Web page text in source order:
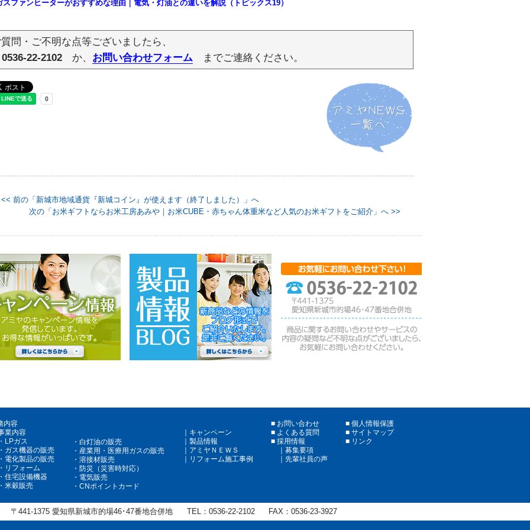
ファンヒーターがおすすめな理由｜電気・灯油との違いを解説（トピックス19）
問・ご不明な点等ございましたら、
22-2102 か、 お問い合わせフォーム までご連絡ください。
<< 前の「新城市地域通貨『新城コイン』が使えます（終了しました）」へ
次の「お米ギフトならお米工房あみや｜お米CUBE・赤ちゃん体重米など人気のお米ギフトをご紹介」へ >>
内容
業内容
LPガス
ガス機器の販売
電化製品の販売
リフォーム
住宅設備機器
米穀販売
白灯油の販売
産業用・医療用ガスの販売
溶接材販売
防災（災害時対応）
電気販売
CNポイントカード
キャンペーン
製品情報
アミヤＮＥＷＳ
リフォーム施工事例
お問い合わせ
よくある質問
採用情報
募集要項
先輩社員の声
個人情報保護
サイトマップ
リンク
〒441-1375愛知県新城市的場46･47番地合併地 TEL： 0536-22-2102 FAX：0536-23-3927